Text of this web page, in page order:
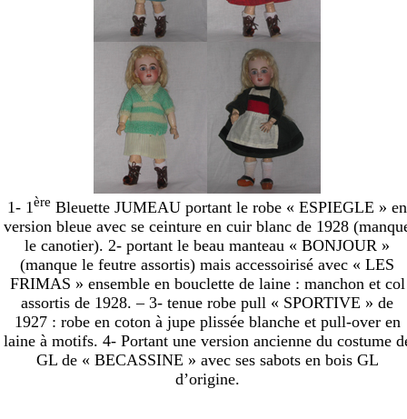
1- 1ère Bleuette JUMEAU portant le robe « ESPIEGLE » en
version bleue avec se ceinture en cuir blanc de 1928
le canotier). 2- portant le beau manteau « BONJOUR »
(manque le feutre assortis) mais accessoirisé avec « LES
FRIMAS » ensemble en bouclette de laine : manchon et col
assortis de 1928. – 3- tenue robe pull « SPORTIVE » de
1927 : robe en coton à jupe plissée blanche et pull-over en
laine à motifs. 4- Portant une version ancienne du costume
GL de « BECASSINE » avec ses sabots en bois GL
d’origine.